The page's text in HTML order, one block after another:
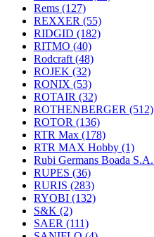
Rems (127)
REXXER (55)
RIDGID (182)
RITMO (40)
Rodcraft (48)
ROJEK (32)
RONIX (53)
ROTAIR (32)
ROTHENBERGER (512)
ROTOR (136)
RTR Max (178)
RTR MAX Hobby (1)
Rubi Germans Boada S.A.
RUPES (36)
RURIS (283)
RYOBI (132)
S&K (2)
SAER (111)